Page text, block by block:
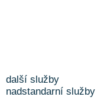
další služby
nadstandarní služby